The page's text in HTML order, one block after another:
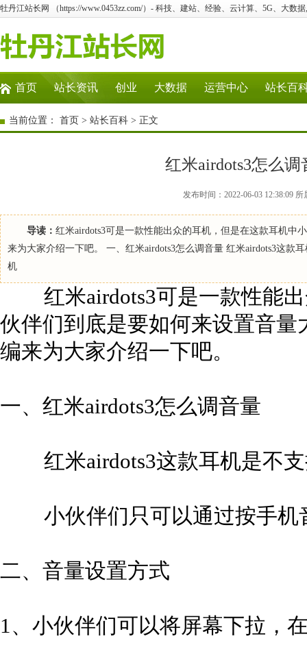
牡丹江站长网 （https://www.0453zz.com/）- 科技、建站、经验、云计算、5G、大数
首页 站长资讯 创业 大数据 运营中心 站长百
当前位置： 首页 > 站长百科 > 正文
红米airdots3怎么
发布时间：2022-06-03 12:38:09
导读： 红米airdots3可是一款性能出众的耳机，但是在这款耳机
来为大家介绍一下吧。 一、红米airdots3怎么调音量 红米airdots3这
机
红米airdots3可是一款性能出
伙伴们到底是要如何来设置音
编来为大家介绍一下吧。
一、红米airdots3怎么调音量
红米airdots3这款耳机是不支
小伙伴们只可以通过按手机
二、音量设置方式
1、小伙伴们可以将屏幕下拉，